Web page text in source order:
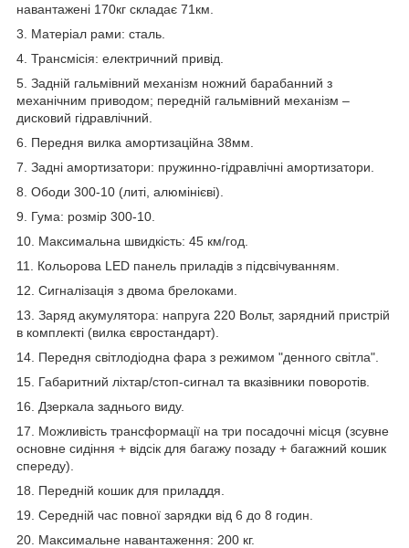
навантажені 170кг складає 71км.
3. Матеріал рами: сталь.
4. Трансмісія: електричний привід.
5. Задній гальмівний механізм ножний барабанний з
механічним приводом; передній гальмівний механізм –
дисковий гідравлічний.
6. Передня вилка амортизаційна 38мм.
7. Задні амортизатори: пружинно-гідравлічні амортизатори.
8. Ободи 300-10 (литі, алюмінієві).
9. Гума: розмір 300-10.
10. Максимальна швидкість: 45 км/год.
11. Кольорова LED панель приладів з підсвічуванням.
12. Сигналізація з двома брелоками.
13. Заряд акумулятора: напруга 220 Вольт, зарядний пристрій
в комплекті (вилка євростандарт).
14. Передня світлодіодна фара з режимом "денного світла".
15. Габаритний ліхтар/стоп-сигнал та вказівники поворотів.
16. Дзеркала заднього виду.
17. Можливість трансформації на три посадочні місця (зсувне
основне сидіння + відсік для багажу позаду + багажний кошик
спереду).
18. Передній кошик для приладдя.
19. Середній час повної зарядки від 6 до 8 годин.
20. Максимальне навантаження: 200 кг.